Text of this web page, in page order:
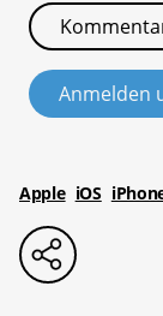
Anmelden
Apple iOS